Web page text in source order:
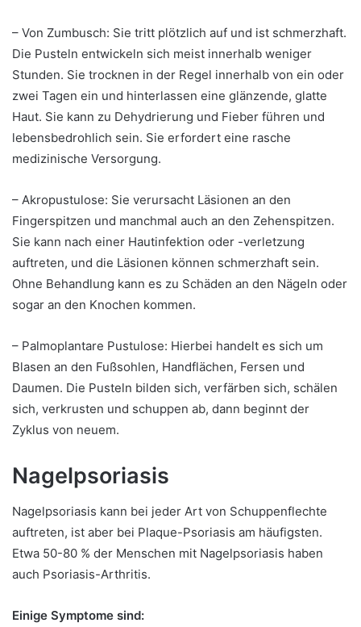
– Von Zumbusch: Sie tritt plötzlich auf und ist schmerzhaft.
Die Pusteln entwickeln sich meist innerhalb weniger
Stunden. Sie trocknen in der Regel innerhalb von ein oder
zwei Tagen ein und hinterlassen eine glänzende, glatte
Haut. Sie kann zu Dehydrierung und Fieber führen und
lebensbedrohlich sein. Sie erfordert eine rasche
medizinische Versorgung.
– Akropustulose: Sie verursacht Läsionen an den
Fingerspitzen und manchmal auch an den Zehenspitzen.
Sie kann nach einer Hautinfektion oder -verletzung
auftreten, und die Läsionen können schmerzhaft sein.
Ohne Behandlung kann es zu Schäden an den Nägeln oder
sogar an den Knochen kommen.
– Palmoplantare Pustulose: Hierbei handelt es sich um
Blasen an den Fußsohlen, Handflächen, Fersen und
Daumen. Die Pusteln bilden sich, verfärben sich, schälen
sich, verkrusten und schuppen ab, dann beginnt der
Zyklus von neuem.
Nagelpsoriasis
Nagelpsoriasis kann bei jeder Art von Schuppenflechte
auftreten, ist aber bei Plaque-Psoriasis am häufigsten.
Etwa 50-80 % der Menschen mit Nagelpsoriasis haben
auch Psoriasis-Arthritis.
Einige Symptome sind: